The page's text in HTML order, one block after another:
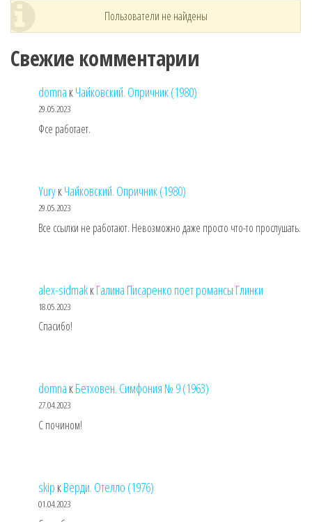
Пользователи не найдены
Свежие комментарии
domna кЧайковский. Опричник (1980)
29.05.2023
Фсе работает.
YuryкЧайковский. Опричник (1980)
29.05.2023
Все ссылки не работают. Невозможно даже просто что-то прослушать.
alex-sidmakкГалина Писаренко поет романсы Глинки
18.05.2023
Спасибо!
domna кБетховен. Симфония № 9 (1963)
27.04.2023
С почином!
skip кВерди. Отелло (1976)
01.04.2023